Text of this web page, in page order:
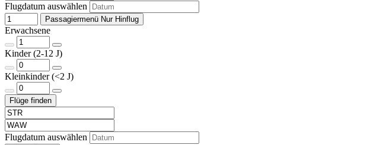
Flugdatum auswählen
Passagiermenü Nur Hinflug
Erwachsene
Kinder (2-12 J)
Kleinkinder (<2 J)
Flugdatum auswählen